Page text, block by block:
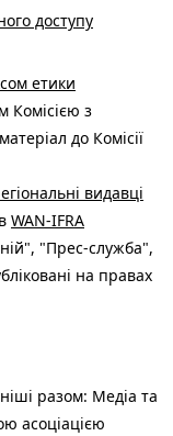
доступу
етики
Комісією з
до Комісії
видавці
WAN-IFRA
"Прес-служба",
на правах
разом: Медіа та
асоціацією